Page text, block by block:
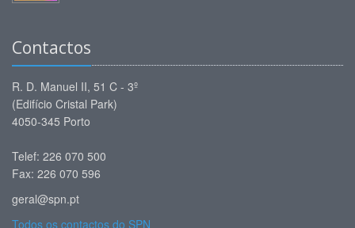
Contactos
R. D. Manuel II, 51 C - 3º
(Edifício Cristal Park)
4050-345 Porto
Telef: 226 070 500
Fax: 226 070 596
geral@spn.pt
Todos os contactos do SPN